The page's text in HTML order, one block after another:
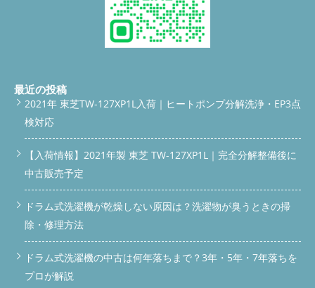
は要注意。 実は内部のダクトに埃が積もっている可能性が高い
んです。 これが原因で乾燥効率が落ち、電気代がかさむ、ニオ
イがこもる、最悪ヒーターが焼き付く…なんてこともあります。
分解クリーニングでここまで変わります 今回、当店で完全分解
解消 割り箸も安全に取り出し完了 洗剤の溶け残りもなし まさに
「新品のような仕上がり」になりました。 乾燥機能を普段使わ
ない方へアドバイス 乾燥を使わない方ほど、定期的な分解クリ
ーニングが必須です。 理由はカビ・湿気が溜まりやすくなるか
ら。 年に1回、もしくは2〜3年に1回でも清掃すれば、機械の寿
命が延び、電気代も節約できるんです。 こんな症状があれば今
すぐ点検を カビ臭い 洗剤ケースが黒ずんでいる 乾燥時間が長く
なった フィルター掃除しても臭い 音がうるさい・振動が大きい
です。 お問い合わせ・予約はこちらから ＼お気軽にご相談くだ
さい！／ スマホでタップするとそのままお電話できます
洗濯機の中に落ちたままでも使っていて大丈夫ですか？ → 基本
的には早めに取り出したほうが安心です。ヒーターやセンサーに
埃が詰まり、風がまったく通らない状態でした。 フィルターダ
クトより風が出ていない 乾燥機能は動いているのに風が出てお
らず、衣類が乾かない原因となっていました。 ダクト詰まり埃
びっしりと詰まった埃が空気の通り道をふさぎ、乾燥機能に深刻
ィルター清掃前 目詰まりしたフィルターは空気を通さず、乾燥
や脱臭機能にも悪影響が出ます。 フィルター清掃後 フィルター
の目詰まりを解消し、風の通りが改善。臭いや湿気も軽減されま
す。 脱水カバー清掃前 カビや汚れが広がり、見た目だけでなく
臭いの原因にもなっていました。 脱水カバー清掃後 洗浄した事
で清潔さと消臭効果が回復。安心して使える状態になりました。
洗剤ケース清掃前 洗剤カスや水垢がこびりつき、カビや臭いの
温床になっていました。 洗剤ケース清掃後 洗剤投入口を丁寧に
清掃し、清潔感と洗剤の流れやすさを取り戻しました。 実際の
作業内容（幸手市での施工例） お客様からのご依頼内容：「乾
燥が遅いし、カビ臭い。風も出ていない気がする」とのこと。
調査の結果… ダクト内部にびっしり埃が詰まっており、温風がほ
ぼ出ていない状態 フィルター奥の清掃歴がなく、埃が蓄積 洗剤
ケース・脱水カバーにもカビが発生 作業内容としては… ダクト
を分解して内部清掃 フィルターとその奥のダクトも清掃 洗剤ケ
ースと脱水カバーを洗浄・一部交換 結果、乾燥時間が約半分に
最近の投稿
2021年 東芝TW-127XP1L入荷｜ヒートポンプ分解洗浄・EP3点
検対応
【入荷情報】2021年製 東芝 TW-127XP1L｜完全分解整備後に
中古販売予定
ドラム式洗濯機が乾燥しない原因は？洗濯物が臭うときの掃
除・修理方法
ドラム式洗濯機の中古は何年落ちまで？3年・5年・7年落ちを
プロが解説